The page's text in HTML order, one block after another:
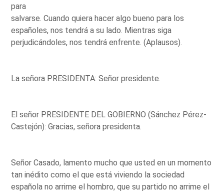
para
salvarse. Cuando quiera hacer algo bueno para los
españoles, nos tendrá a su lado. Mientras siga
perjudicándoles, nos tendrá enfrente. (Aplausos).
La señora PRESIDENTA: Señor presidente.
El señor PRESIDENTE DEL GOBIERNO (Sánchez Pérez-
Castejón): Gracias, señora presidenta.
Señor Casado, lamento mucho que usted en un momento
tan inédito como el que está viviendo la sociedad
española no arrime el hombro, que su partido no arrime el